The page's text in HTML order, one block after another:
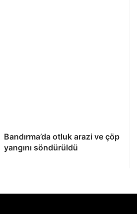
Bandırma’da otluk arazi ve çöp
yangını söndürüldü